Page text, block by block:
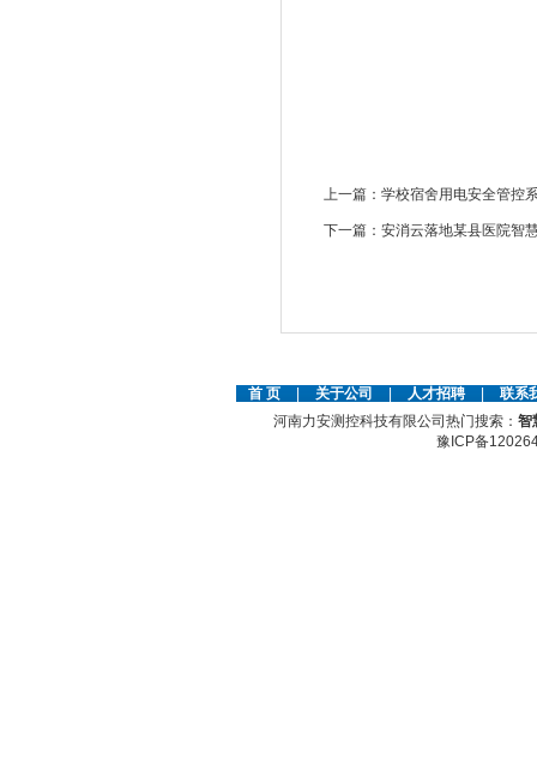
上一篇： 学校宿舍用电安全管控
下一篇： 安消云落地某县医院智
首 页 关于公司 人才招聘
联系
河南力安测控科技有限公司热门搜索： 智
豫ICP备